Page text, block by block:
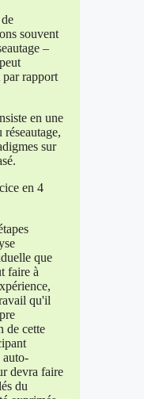
souvent
–
par rapport
en une
sur
en 4
que
faire à
qu'il
de cette
auto-
devra faire
du